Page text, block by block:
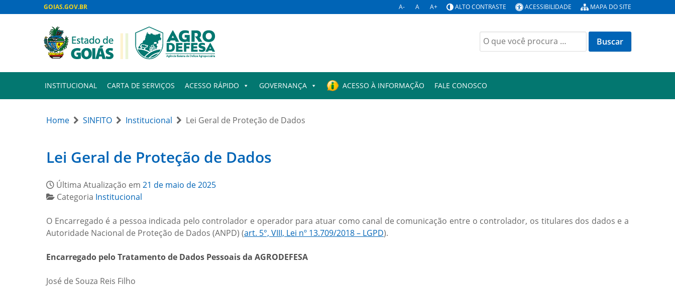
GOIAS.GOV.BR A- A A+ ALTO CONTRASTE ACESSIBILIDADE MAPA DO SITE
Buscar
por:
INSTITUCIONAL CARTA DE SERVIÇOS ACESSO RÁPIDO GOVERNANÇA ACESSO À INFORMAÇÃO FALE CONOSCO
Home SINFITO Institucional Lei Geral de Proteção de Dados
Lei Geral de Proteção de Dados
Última Atualização em 21 de maio de 2025
Categoria Institucional
O Encarregado é a pessoa indicada pelo controlador e operador para atuar como canal de comunicação entre o controlador, os titulares dos dados e a
Autoridade Nacional de Proteção de Dados (ANPD) (art. 5°, VIII, Lei nº 13.709/2018 – LGPD).
Encarregado pelo Tratamento de Dados Pessoais da AGRODEFESA
José de Souza Reis Filho